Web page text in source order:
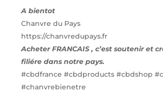
A bientot
Chanvre du Pays
https://chanvredupays.fr
Acheter FRANCAIS , c’est soutenir et
filiére dans notre pays.
#cbdfrance #cbdproducts #cbdshop
#chanvrebienetre